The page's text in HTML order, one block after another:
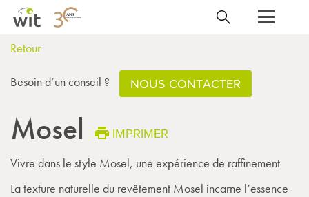
Retour
Besoin d’un conseil ? NOUS CONTACTER
Mosel IMPRIMER
Vivre dans le style Mosel, une expérience de raffinement
La texture naturelle du revêtement Mosel incarne l’essence